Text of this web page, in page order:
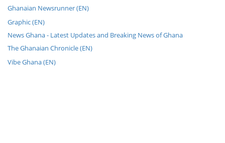
Ghanaian Newsrunner (EN)
Graphic (EN)
News Ghana - Latest Updates and Breaking News of Ghana
The Ghanaian Chronicle (EN)
Vibe Ghana (EN)